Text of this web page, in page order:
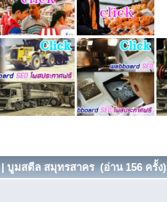
มสตีล สมุทรสาคร (อ่าน 156 ครั้ง)